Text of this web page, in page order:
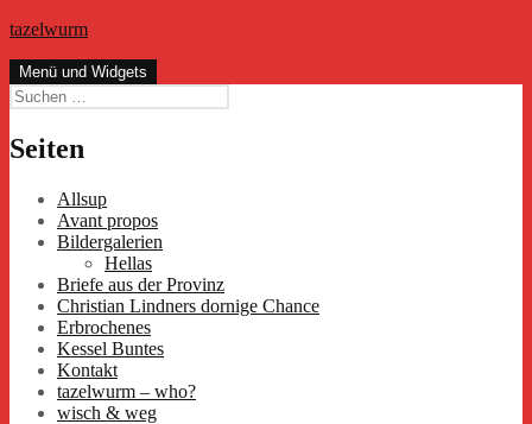
Zum
springen
tazelwurm
Menü und Widgets
Suchen
nach:
Seiten
Allsup
Avant propos
Bildergalerien
Hellas
Briefe aus der Provinz
Christian Lindners dornige Chance
Erbrochenes
Kessel Buntes
Kontakt
tazelwurm – who?
wisch & weg